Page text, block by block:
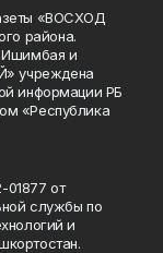
«ВОСХОД
района.
Ишимбая и
учреждена
информации РБ
«Республика
от
службы по
и